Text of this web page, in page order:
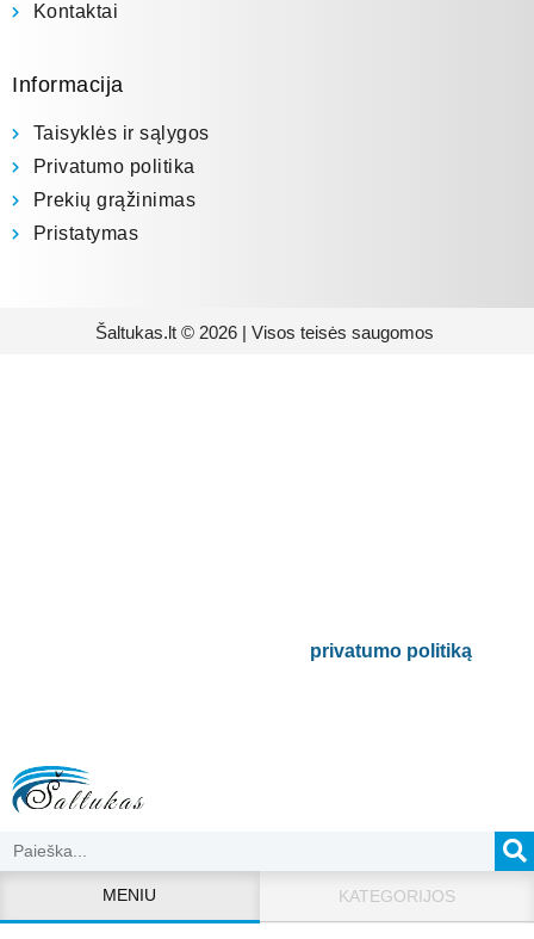
Kontaktai
Informacija
Taisyklės ir sąlygos
Privatumo politika
Prekių grąžinimas
Pristatymas
Šaltukas.lt © 2026 | Visos teisės saugomos
privatumo politiką.
MENIU KATEGORIJOS